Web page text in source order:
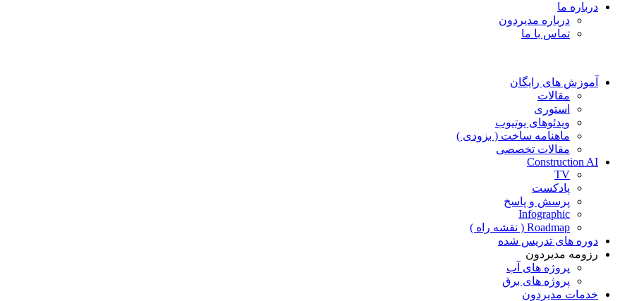
درباره ما
درباره مدیردون
تماس با ما
آموزش های رایگان
مقالات
استوری
ویدئوهای یوتیوب
ماهنامه ساخت ( بزودی )
مقالات تخصصی
Construction AI
TV
پادکست
پرسش و پاسخ
Infographic
Roadmap ( نقشه راه )
دوره های تدریس شده
رزومه مدیردون
پروژه های آب
پروژه های برق
خدمات مدیردون